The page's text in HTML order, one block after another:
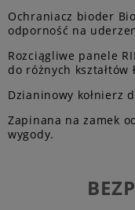
Ochraniacz bioder
odporność na
Rozciągliwe panele
do różnych kształtów
Dzianinowy kołnierz
Zapinana na zamek
wygody.